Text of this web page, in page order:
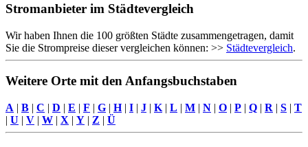
Stromanbieter im Städtevergleich
Wir haben Ihnen die 100 größten Städte zusammengetragen, damit
Sie die Strompreise dieser vergleichen können: >> Städtevergleich.
Weitere Orte mit den Anfangsbuchstaben
A | B | C | D | E | F | G | H| I | J | K | L | M | N | O | P | Q | R | S | T
| U | V | W | X | Y | Z | Ü